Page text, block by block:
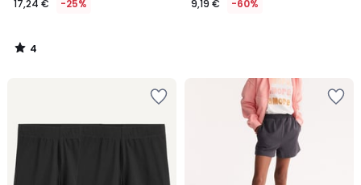
17,24 € -25%
4
/
9,19 € -60%